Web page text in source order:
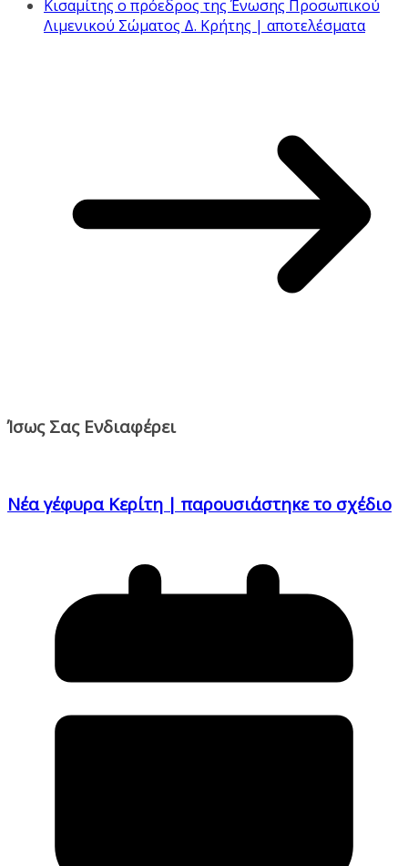
Κισαμίτης ο πρόεδρος της Ένωσης Προσωπικού
Λιμενικού Σώματος Δ. Κρήτης | αποτελέσματα
Ίσως Σας Ενδιαφέρει
Νέα γέφυρα Κερίτη | παρουσιάστηκε το σχέδιο